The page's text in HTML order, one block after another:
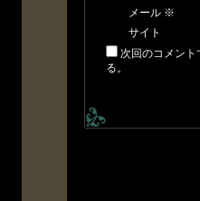
メール ※
サイト
次回のコメン
る。